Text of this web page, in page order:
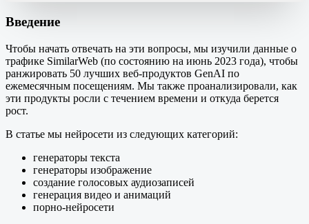
Введение
Чтобы начать отвечать на эти вопросы, мы изучили данные о
трафике SimilarWeb (по состоянию на июнь 2023 года), чтобы
ранжировать 50 лучших веб-продуктов GenAI по
ежемесячным посещениям. Мы также проанализировали, как
эти продукты росли с течением времени и откуда берется
рост.
В статье мы нейросети из следующих категорий:
генераторы текста
генераторы изображение
создание голосовых аудиозаписей
генерация видео и анимаций
порно-нейросети